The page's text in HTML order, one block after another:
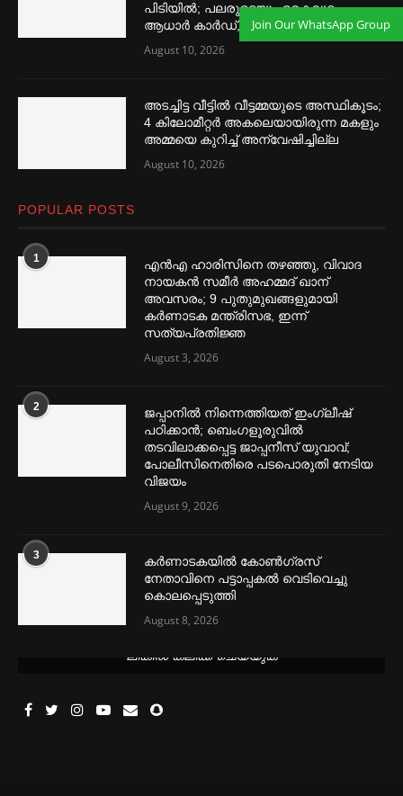
പിടിയില്‍; പലരുടെയും കൈവശം
ആധാര്‍ കാര്‍ഡ്, അന്വേഷണം
August 10, 2026
അടച്ചിട്ട വീട്ടില്‍ വീട്ടമ്മയുടെ അസ്ഥികൂടം;
4 കിലോമീറ്റര്‍ അകലെയായിരുന്ന മകളും
അമ്മയെ കുറിച്ച്‌ അന്വേഷിച്ചില്ല
August 10, 2026
POPULAR POSTS
1
എൻഎ ഹാരിസിനെ തഴ‌‍ഞ്ഞു, വിവാദ
നായകൻ സമീര്‍ അഹമ്മദ് ഖാന്
അവസരം; 9 പുതുമുഖങ്ങളുമായി
കര്‍ണാടക മന്ത്രിസഭ, ഇന്ന്
സത്യപ്രതിജ്ഞ
August 3, 2026
2
ജപ്പാനില്‍ നിന്നെത്തിയത് ഇംഗ്ലീഷ്
പഠിക്കാൻ; ബെംഗളൂരുവില്‍
തടവിലാക്കപ്പെട്ട ജാപ്പനീസ് യുവാവ്;
പോലീസിനെതിരെ പടപൊരുതി നേടിയ
വിജയം
August 9, 2026
3
കര്‍ണാടകയില്‍ കോണ്‍ഗ്രസ്
നേതാവിനെ പട്ടാപ്പകല്‍ വെടിവെച്ചു
കൊലപ്പെടുത്തി
August 8, 2026
ലിങ്കിൽ ക്ലിക്ക് ചെയ്യുക
Join Our WhatsApp Group